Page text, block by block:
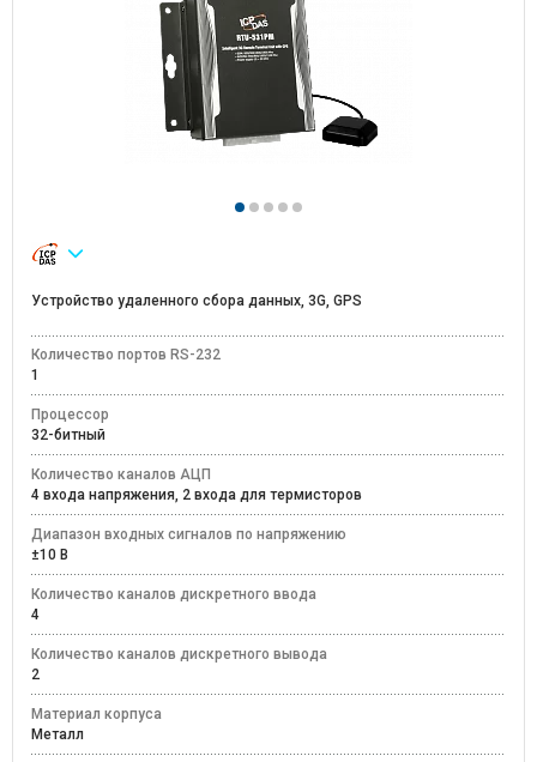
Устройство удаленного сбора данных, 3G, GPS
Количество портов RS-232
1
Процессор
32-битный
Количество каналов АЦП
4 входа напряжения, 2 входа для термисторов
Диапазон входных сигналов по напряжению
±10 В
Количество каналов дискретного ввода
4
Количество каналов дискретного вывода
2
Материал корпуса
Металл